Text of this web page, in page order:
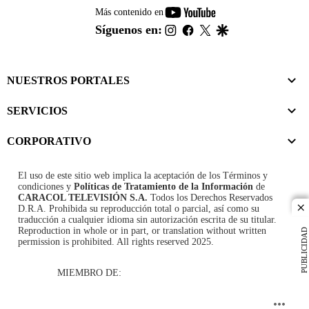
PUBLICIDAD
Más contenido en
youtube-
footer
Síguenos en: instagram
facebook
twitter
NUESTROS PORTALES
SERVICIOS
CORPORATIVO
El uso de este sitio web implica la aceptación de los Términos y
condiciones y Políticas de Tratamiento de la Información de
CARACOL TELEVISIÓN S.A. Todos los Derechos Reservados
D.R.A. Prohibida su reproducción total o parcial, así como su
traducción a cualquier idioma sin autorización escrita de su titular.
Reproduction in whole or in part, or translation without written
permission is prohibited. All rights reserved 2025.
MIEMBRO DE: